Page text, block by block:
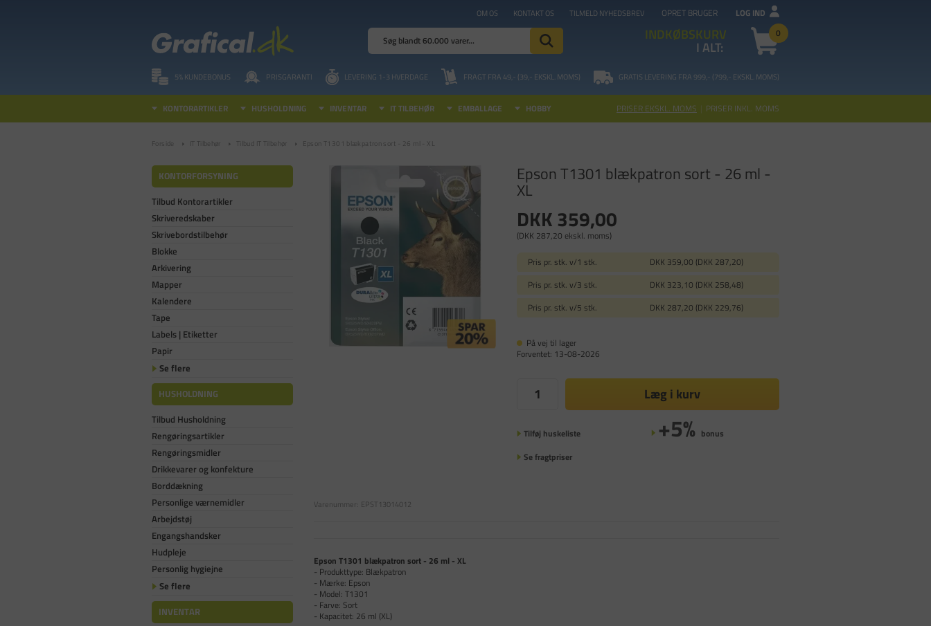
OM OS KONTAKT OS TILMELD NYHEDSBREV OPRET BRUGER LOG IND
INDKØBSKURV 0
I ALT:
5% KUNDEBONUS PRISGARANTI LEVERING 1-3 HVERDAGE FRAGT FRA 49,- (39,- EKSKL. MOMS) GRATIS LEVERING FRA 999,- (799,- EKSKL. MOMS)
KONTORARTIKLER HUSHOLDNING INVENTAR IT TILBEHØR EMBALLAGE HOBBY PRISER EKSKL. MOMS | PRISER INKL. MOMS
Forside IT Tilbehør Tilbud IT Tilbehør Epson T1301 blækpatron sort - 26 ml - XL
KONTORFORSYNING
Tilbud Kontorartikler
Skriveredskaber
Skrivebordstilbehør
Blokke
Arkivering
Mapper
Kalendere
Tape
Labels | Etiketter
Papir
Se flere
HUSHOLDNING
Tilbud Husholdning
Rengøringsartikler
Rengøringsmidler
Drikkevarer og konfekture
Borddækning
Personlige værnemidler
Arbejdstøj
Engangshandsker
Hudpleje
Personlig hygiejne
Se flere
INVENTAR
Epson T1301 blækpatron sort - 26 ml -
XL
DKK 359,00
(DKK 287,20 ekskl. moms)
Pris pr. stk. v/1 stk.
DKK 359,00 (DKK 287,20)
Pris pr. stk. v/3 stk.
DKK 323,10 (DKK 258,48)
Pris pr. stk. v/5 stk.
DKK 287,20 (DKK 229,76)
På vej til lager
Forventet: 13-08-2026
Læg i kurv
Tilføj huskeliste +5% bonus
Se fragtpriser
Varenummer: EPST13014012
Epson T1301 blækpatron sort - 26 ml - XL
- Produkttype: Blækpatron
- Mærke: Epson
- Model: T1301
- Farve: Sort
- Kapacitet: 26 ml (XL)